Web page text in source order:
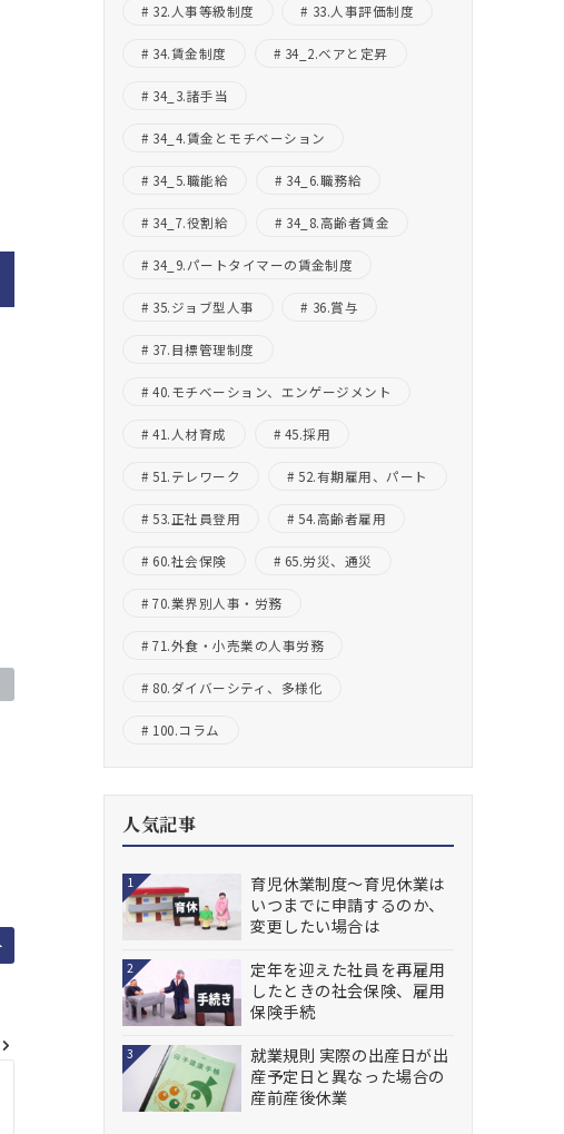
32.人事等級制度 33.人事評価制度
34.賃金制度 34_2.ベアと定昇
34_3.諸手当
34_4.賃金とモチベーション
34_5.職能給 34_6.職務給
34_7.役割給 34_8.高齢者賃金
34_9.パートタイマーの賃金制度
35.ジョブ型人事 36.賞与
37.目標管理制度
40.モチベーション、エンゲージメント
41.人材育成 45.採用
51.テレワーク 52.有期雇用、パート
53.正社員登用 54.高齢者雇用
60.社会保険 65.労災、通災
70.業界別人事・労務
71.外食・小売業の人事労務
80.ダイバーシティ、多様化
100.コラム
人気記事
1
育児休業制度～育児休業は
いつまでに申請するのか、
変更したい場合は
2
定年を迎えた社員を再雇用
したときの社会保険、雇用
保険手続
3
就業規則 実際の出産日が出
産予定日と異なった場合の
産前産後休業